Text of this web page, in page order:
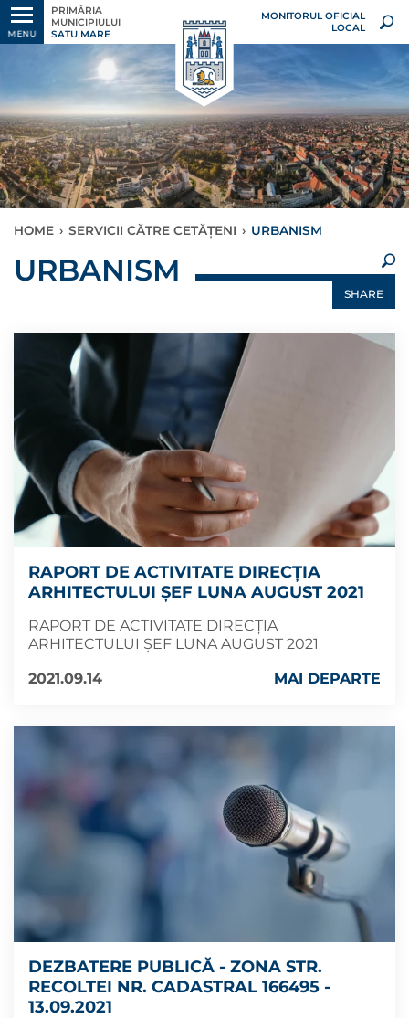
MENU
PRIMĂRIA
MUNICIPIULUI
SATU MARE
MONITORUL OFICIAL
LOCAL
HOME › SERVICII CĂTRE CETĂȚENI › URBANISM
×
URBANISM
SHARE
RAPORT DE ACTIVITATE DIRECȚIA
ARHITECTULUI ȘEF LUNA AUGUST 2021
RAPORT DE ACTIVITATE DIRECȚIA
ARHITECTULUI ȘEF LUNA AUGUST 2021
2021.09.14
MAI DEPARTE
DEZBATERE PUBLICĂ - ZONA STR.
RECOLTEI NR. CADASTRAL 166495 -
13.09.2021